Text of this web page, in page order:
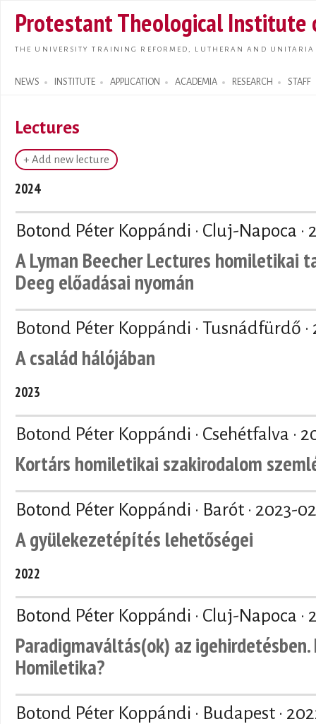
main
Protestant Theological Institute
THE UNIVERSITY TRAINING REFORMED, LUTHERAN AND
NEWS INSTITUTE APPLICATION ACADEMIA RESEARCH STAFF
Search form
Lectures
+ Add new lecture
2024
Botond Péter Koppándi · Cluj-Napoca ·
A Lyman Beecher Lectures homiletikai
Deeg előadásai nyomán
Botond Péter Koppándi · Tusnádfürdő ·
A család hálójában
2023
Botond Péter Koppándi · Csehétfalva ·
Kortárs homiletikai szakirodalom
Botond Péter Koppándi · Barót · 2023-
A gyülekezetépítés lehetőségei
2022
Botond Péter Koppándi · Cluj-Napoca ·
Paradigmaváltás(ok) az
Homiletika?
Botond Péter Koppándi · Budapest ·